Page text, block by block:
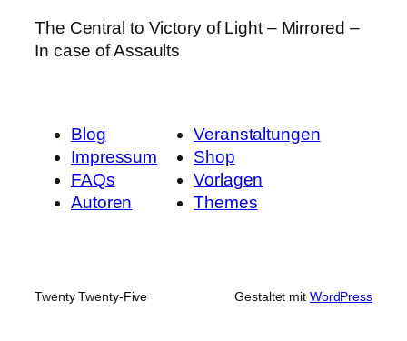
The Central to Victory of Light – Mirrored –
In case of Assaults
Blog
Impressum
FAQs
Autoren
Veranstaltungen
Shop
Vorlagen
Themes
Twenty Twenty-Five Gestaltet mit WordPress